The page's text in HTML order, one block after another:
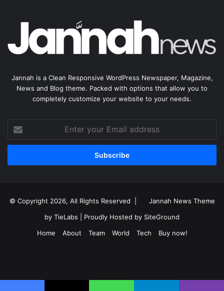
Jannah is a Clean Responsive WordPress Newspaper, Magazine,
News and Blog theme. Packed with options that allow you to
completely customize your website to your needs.
your
Email
© Copyright 2026, All Rights Reserved |
Jannah News Theme
by TieLabs | Proudly Hosted by SiteGround
Home
About Team World Tech Buy now!